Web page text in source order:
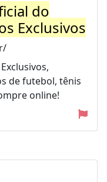
do
Exclusivos
de futebol, tênis
online!